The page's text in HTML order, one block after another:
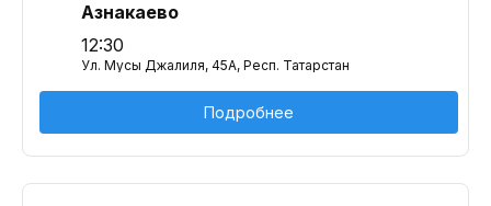
Азнакаево
12:30
Ул. Мусы Джалиля, 45А, Респ. Татарстан
Подробнее